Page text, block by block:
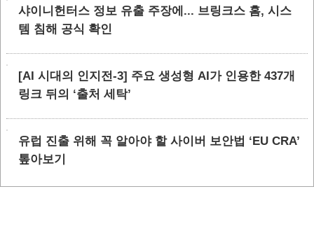
샤이니헌터스 정보 유출 주장에... 브링크스 홈, 시스
템 침해 공식 확인
[AI 시대의 인지전-3] 주요 생성형 AI가 인용한 437개
링크 뒤의 ‘출처 세탁’
유럽 진출 위해 꼭 알아야 할 사이버 보안법 ‘EU CRA’
톺아보기